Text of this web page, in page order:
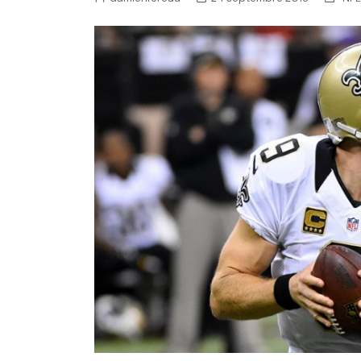
NFL – Power Rankings
Pronostics et paris NFL
Super Bowl LIX
Histoire et Légendes